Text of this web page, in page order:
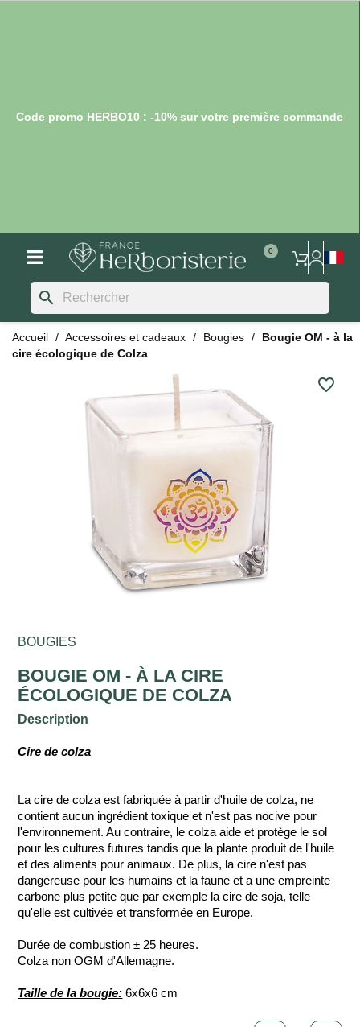
Code promo HERBO10 : -10% sur votre première commande
search
Accueil Accessoires et cadeaux Bougies
Bougie OM - à la
cire écologique de Colza
favorite_border
BOUGIES
BOUGIE OM - À LA CIRE
ÉCOLOGIQUE DE COLZA
Description
Cire de colza
La cire de colza est fabriquée à partir d'huile de colza, ne
contient aucun ingrédient toxique et n'est pas nocive pour
l'environnement. Au contraire, le colza aide et protège le sol
pour les cultures futures tandis que la plante produit de l'huile
et des aliments pour animaux. De plus, la cire n'est pas
dangereuse pour les humains et la faune et a une empreinte
carbone plus petite que par exemple la cire de soja, telle
qu'elle est cultivée et transformée en Europe.
Durée de combustion ± 25 heures.
Colza non OGM d'Allemagne.
Taille de la bougie: 6x6x6 cm